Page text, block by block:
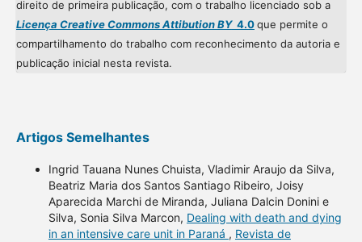
direito de primeira publicação, com o trabalho licenciado sob a
Licença Creative Commons Attibution BY4.0que permite o
compartilhamento do trabalho com reconhecimento da autoria e
publicação inicial nesta revista.
Artigos Semelhantes
Ingrid Tauana Nunes Chuista, Vladimir Araujo da Silva,
Beatriz Maria dos Santos Santiago Ribeiro, Joisy
Aparecida Marchi de Miranda, Juliana Dalcin Donini e
Silva, Sonia Silva Marcon, Dealing with death and dying
in an intensive care unit in Paraná , Revista de